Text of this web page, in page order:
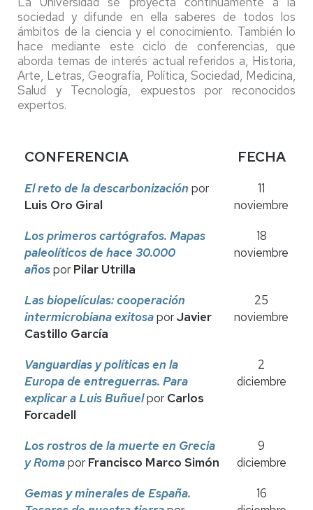
sociedad y difunde en ella saberes de todos los
ámbitos de la ciencia y el conocimiento. También lo
hace mediante este ciclo de conferencias, que
aborda temas de interés actual referidos a, Historia,
Arte, Letras, Geografía, Política, Sociedad, Medicina,
Salud y Tecnología, expuestos por reconocidos
expertos.
CONFERENCIA FECHA
El reto de la descarbonización por
Luis Oro Giral
11
noviembre
Los primeros cartógrafos. Mapas
paleolíticos de hace 30.000
añospor Pilar Utrilla
18
noviembre
Las biopelículas: cooperación
intermicrobiana exitosaporJavier
Castillo García
25
noviembre
Vanguardias y políticas en la
Europa de entreguerras. Para
explicar a Luis Buñuelpor Carlos
Forcadell
2
diciembre
Los rostros de la muerte en Grecia
y Romapor Francisco Marco Simón
9
diciembre
Gemas y minerales de España.
16